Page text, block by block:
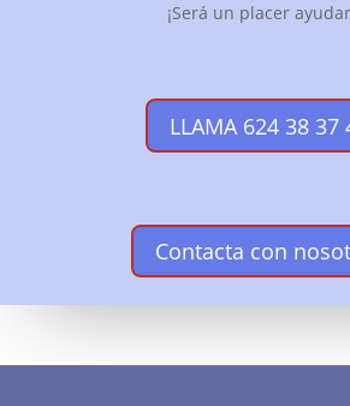
¡Será un placer
LLAMA 624 38 37
Contacta con